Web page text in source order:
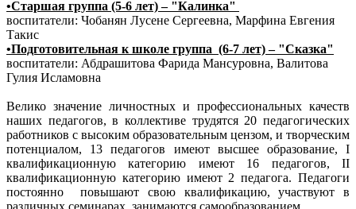
•Старшая группа (5-6 лет) – "Калинка"
воспитатели: Чобанян Лусене Сергеевна, Марфина Евгения
Такис
•Подготовительная к школе группа (6-7 лет) – "Сказка"
воспитатели: Абдрашитова Фарида Мансуровна, Валитова
Гулия Исламовна
Велико значение личностных и профессиональных качеств
наших педагогов, в коллективе трудятся 20 педагогических
работников с высоким образовательным цензом, и творческим
потенциалом, 13 педагогов имеют высшее образование, I
квалификационную категорию имеют 16 педагогов, II
квалификационную категорию имеют 2 педагога. Педагоги
постоянно повышают свою квалификацию, участвуют в